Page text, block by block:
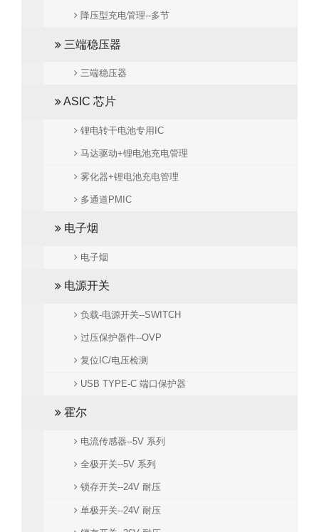
降压型充电管理--多节
三端稳压器
三端稳压器
ASIC 芯片
锂电转干电池专用IC
马达驱动+锂电池充电管理
雾化器+锂电池充电管理
多通道PMIC
电子烟
电子烟
电源开关
负载-电源开关--SWITCH
过压保护器件--OVP
复位IC/电压检测
USB TYPE-C 端口保护器
霍尔
电流传感器--5V 系列
全极开关--5V 系列
锁存开关--24V 耐压
单极开关--24V 耐压